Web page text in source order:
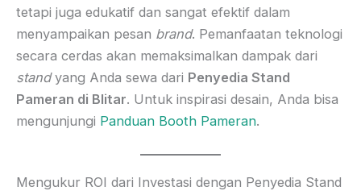
tetapi juga edukatif dan sangat efektif dalam
menyampaikan pesan brand. Pemanfaatan teknologi
secara cerdas akan memaksimalkan dampak dari
standyang Anda sewa dari Penyedia Stand
Pameran di Blitar. Untuk inspirasi desain, Anda bisa
mengunjungi Panduan Booth Pameran.
Mengukur ROI dari Investasi dengan Penyedia Stand